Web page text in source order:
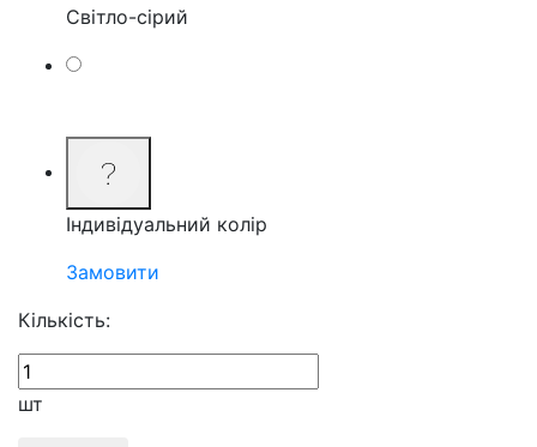
Світло-сірий
Індивідуальний колір
Замовити
Кількість:
шт